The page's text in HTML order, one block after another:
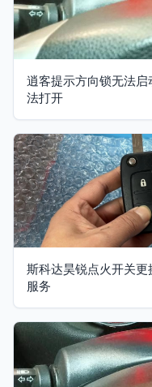
逍客提示方向锁无法
法打开
斯科达昊锐点火开关
服务